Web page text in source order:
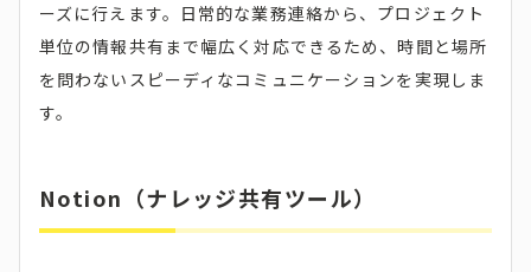
ーズに行えます。日常的な業務連絡から、プロジェクト
単位の情報共有まで幅広く対応できるため、時間と場所
を問わないスピーディなコミュニケーションを実現しま
す。
Notion（ナレッジ共有ツール）